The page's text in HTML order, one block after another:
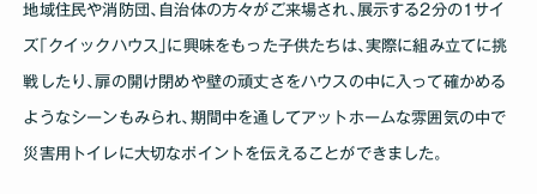
地域住民や消防団､自治体の方々がご来場され､展示する2分の1サイ
ズ｢クイックハウス｣に興味をもった子供たちは､実際に組み立てに挑
戦したり､扉の開け閉めや壁の頑丈さをハウスの中に入って確かめる
ようなシーンもみられ､期間中を通してアットホームな雰囲気の中で
災害用トイレに大切なポイントを伝えることができました｡